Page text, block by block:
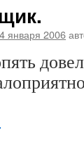
января 2006